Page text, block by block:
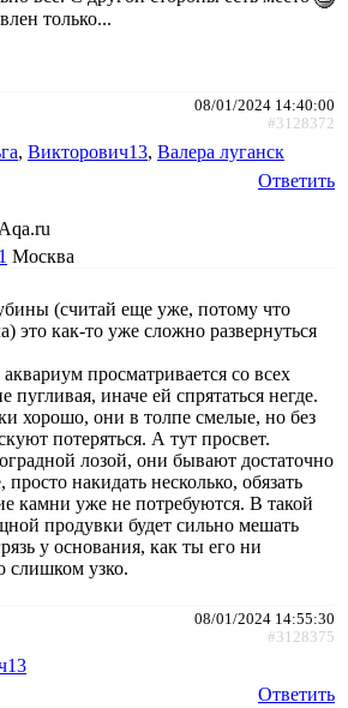
только...
08/01/2024 14:40:00
#3128372
, Викторович13, Валера луганск
Ответить
Москва
(считай еще уже, потому что
это как-то уже сложно развернуться
просматривается со всех
иначе ей спрятаться негде.
хорошо, они в толпе смелые, но без
потеряться. А тут просвет.
лозой, они бывают достаточно
просто накидать несколько, обязать
камни уже не потребуются. В такой
продувки будет сильно мешать
у основания, как ты его ни
слишком узко.
08/01/2024 14:55:30
#3128375
Ответить